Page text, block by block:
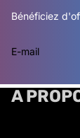
Bénéficiez
E-mail
A